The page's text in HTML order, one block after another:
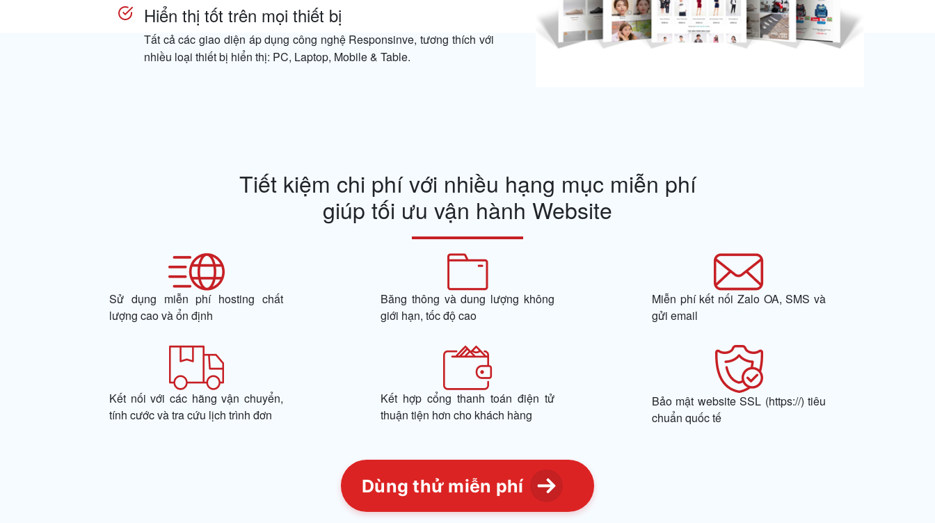
Hiển thị tốt trên mọi thiết bị
Tất cả các giao diện áp dụng công nghệ Responsinve, tương thích với
nhiều loại thiết bị hiển thị: PC, Laptop, Mobile & Table.
Tiết kiệm chi phí với nhiều hạng mục miễn phí
giúp tối ưu vận hành Website
Sử dụng miễn phí hosting chất
lượng cao và ổn định
Băng thông và dung lượng không
giới hạn, tốc độ cao
Miễn phí kết nối Zalo OA, SMS và
gửi email
Kết nối với các hãng vận chuyển,
tính cước và tra cứu lịch trình đơn
Kết hợp cổng thanh toán điện tử
thuận tiện hơn cho khách hàng
Bảo mật website SSL (https://) tiêu
chuẩn quốc tế
Dùng thử miễn phí